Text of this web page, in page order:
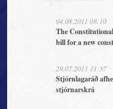
04.08.2011 08:10
The
bill for a new
29.07.2011 11:37
Stjórnlagaráð
stjórnarskrá